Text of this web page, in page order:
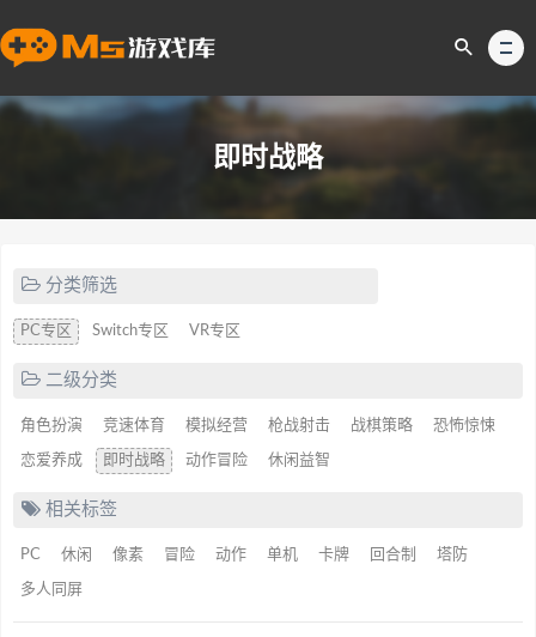
即时战略
分类筛选
PC专区 Switch专区 VR专区
二级分类
角色扮演 竞速体育 模拟经营 枪战射击 战棋策略 恐怖惊悚
恋爱养成 即时战略 动作冒险 休闲益智
相关标签
PC 休闲 像素 冒险 动作 单机 卡牌 回合制 塔防
多人同屏